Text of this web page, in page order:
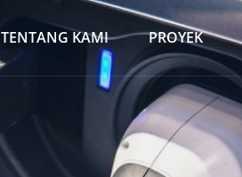
TENTANG KAMI PROYEK